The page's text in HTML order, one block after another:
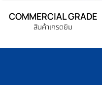
COMMERCIAL GRADE
สินค้าเกรดยิม